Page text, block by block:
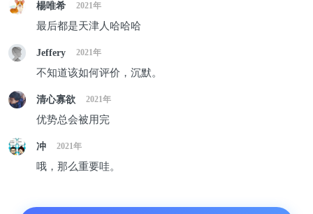
楊唯希 2021年
最后都是天津人哈哈哈
Jeffery 2021年
不知道该如何评价，沉默。
清心寡欲 2021年
优势总会被用完
冲 2021年
哦，那么重要哇。